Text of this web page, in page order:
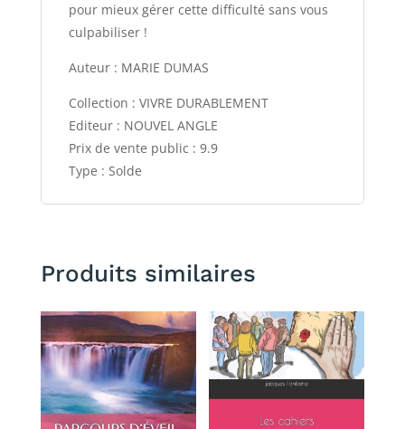
pour mieux gérer cette difficulté sans vous
culpabiliser !
Auteur : MARIE DUMAS
Collection : VIVRE DURABLEMENT
Editeur : NOUVEL ANGLE
Prix de vente public : 9.9
Type : Solde
Produits similaires